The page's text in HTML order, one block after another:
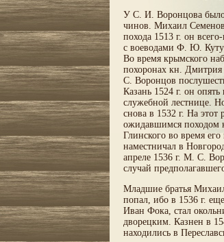
У С. И. Воронцова
чинов. Михаил
похода 1513 г. он
с воеводами Ф. Ю.
Во время крымского
похоронах кн. Дмитрия
С. Воронцов
Казань 1524 г. он
служебной лестнице.
снова в 1532 г. На
ожидавшимся походом
Глинского во время
наместничал в
апреле 1536 г. М. С.
случай
Младшие братья
попал, ибо в 1536 г.
Иван Фока, стал
дворецким. Казнен в
находились в